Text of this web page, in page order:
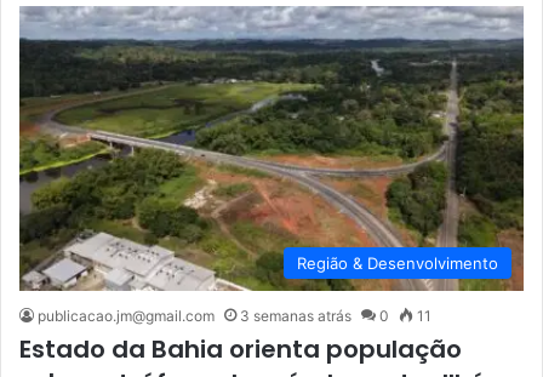
Região & Desenvolvimento
publicacao.jm@gmail.com 3 semanas atrás 0 11
Estado da Bahia orienta população